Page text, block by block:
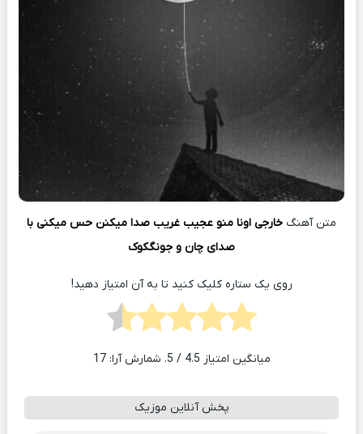
متن آهنگ خارجی اونا منو عجیب غریب صدا میکنن حس میکنی با
صدای چان و جونگکوک
روی یک ستاره کلیک کنید تا به آن امتیاز دهید!
میانگین امتیاز 4.5 / 5. شمارش آرا: 17
پخش آنلاین موزیک